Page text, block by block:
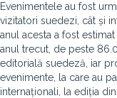
Evenimentele au fost
vizitatori suedezi, cât și
anul acesta a fost
anul trecut, de peste
editorială suedeză, iar
evenimente, la care au
internaționali, la ediția